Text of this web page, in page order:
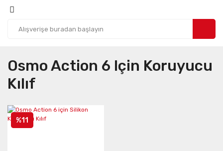
Osmo Action 6 Için Koruyucu
Kılıf
%11